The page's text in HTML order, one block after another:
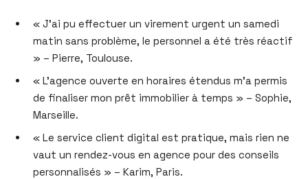
« J’ai pu effectuer un virement urgent un samedi
matin sans problème, le personnel a été très réactif
» – Pierre, Toulouse.
« L’agence ouverte en horaires étendus m’a permis
de finaliser mon prêt immobilier à temps » – Sophie,
Marseille.
« Le service client digital est pratique, mais rien ne
vaut un rendez-vous en agence pour des conseils
personnalisés » – Karim, Paris.